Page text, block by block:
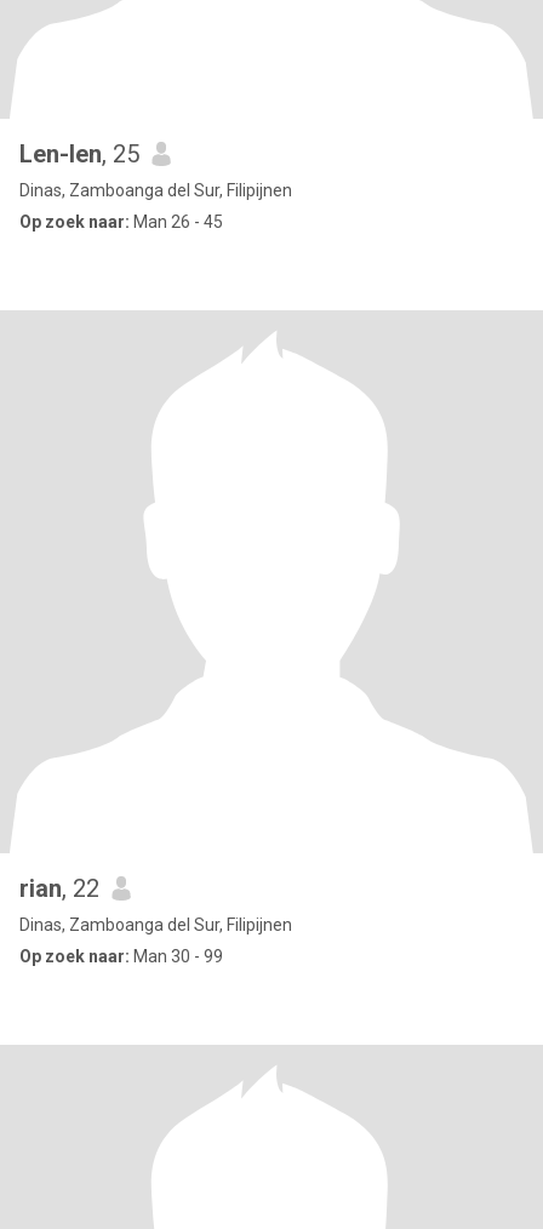
Len-len, 25
Dinas, Zamboanga del Sur, Filipijnen
Op zoek naar: Man 26 - 45
rian, 22
Dinas, Zamboanga del Sur, Filipijnen
Op zoek naar: Man 30 - 99